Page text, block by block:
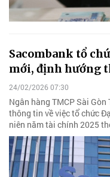
Sacombank tổ
mới, định hướng
24/02/2026 07:30
Ngân hàng TMCP Sài
thông tin về việc tổ chức
niên năm tài chính 2025